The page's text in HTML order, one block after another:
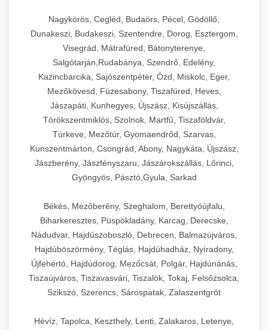
Nagykörös, Cegléd, Budaörs, Pécel, Gödöllő,
Dunakeszi, Budakeszi, Szentendre, Dorog, Esztergom,
Visegrád, Mátrafüred, Bátonyterenye,
Salgótarján,Rudabánya, Szendrő, Edelény,
Kazincbarcika, Sajószentpéter, Ózd, Miskolc, Eger,
Mezőkövesd, Füzesabony, Tiszafüred, Heves,
Jászapáti, Kunhegyes, Újszász, Kisújszállás,
Törökszentmiklós, Szolnok, Martfű, Tiszaföldvár,
Túrkeve, Mezőtúr, Gyomaendrőd, Szarvas,
Kunszentmárton, Csongrád, Abony, Nagykáta, Újszász,
Jászberény, Jászfényszaru, Jászárokszállás, Lőrinci,
Gyöngyös, Pásztó,Gyula, Sarkad
Békés, Mezőberény, Szeghalom, Berettyóújfalu,
Biharkeresztes, Püspökladány, Karcag, Derecske,
Nádudvar, Hajdúszoboszló, Debrecen, Balmazújváros,
Hajdúböszörmény, Téglás, Hajdúhadház, Nyíradony,
Újfehértó, Hajdúdorog, Mezőcsát, Polgár, Hajdúnánás,
Tiszaújváros, Tiszavasvári, Tiszalök, Tokaj, Felsőzsolca,
Szikszó, Szerencs, Sárospatak, Zalaszentgrót
Hévíz, Tapolca, Keszthely, Lenti, Zalakaros, Letenye,